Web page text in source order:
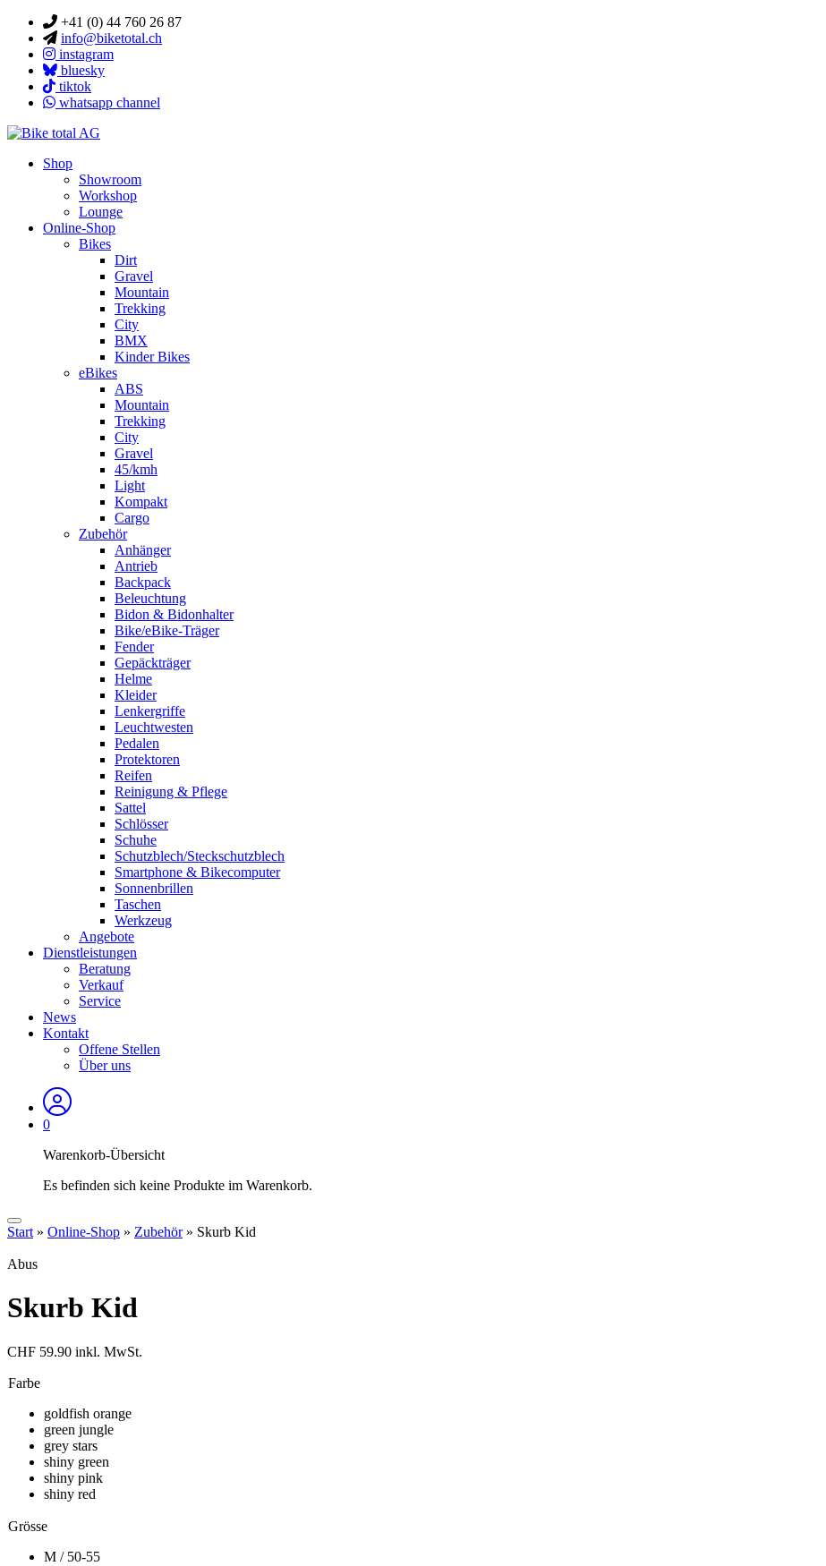
+41 (0) 44 760 26 87
info@biketotal.ch
instagram
bluesky
tiktok
whatsapp channel
Shop
Showroom
Workshop
Lounge
Online-Shop
Bikes
Dirt
Gravel
Mountain
Trekking
City
BMX
Kinder Bikes
eBikes
ABS
Mountain
Trekking
City
Gravel
45/kmh
Light
Kompakt
Cargo
Zubehör
Anhänger
Antrieb
Backpack
Beleuchtung
Bidon & Bidonhalter
Bike/eBike-Träger
Fender
Gepäckträger
Helme
Kleider
Lenkergriffe
Leuchtwesten
Pedalen
Protektoren
Reifen
Reinigung & Pflege
Sattel
Schlösser
Schuhe
Schutzblech/Steckschutzblech
Smartphone & Bikecomputer
Sonnenbrillen
Taschen
Werkzeug
Angebote
Dienstleistungen
Beratung
Verkauf
Service
News
Kontakt
Offene Stellen
Über uns
0
Warenkorb-Übersicht
Es befinden sich keine Produkte im Warenkorb.
Start » Online-Shop » Zubehör » Skurb Kid
Abus
Skurb Kid
CHF 59.90 inkl. MwSt.
Farbe
goldfish orange
green jungle
grey stars
shiny green
shiny pink
shiny red
Grösse
M / 50-55